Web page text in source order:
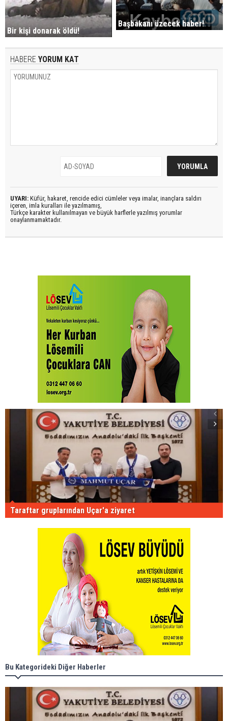
Bir kişi donarak öldü!
Başbakanı üzecek haber!
HABERE YORUM KAT
UYARI: Küfür, hakaret, rencide edici cümleler veya imalar, inançlara saldırı
içeren, imla kuralları ile yazılmamış,
Türkçe karakter kullanılmayan ve büyük harflerle yazılmış yorumlar
onaylanmamaktadır.
Taraftar gruplarından Uçar'a ziyaret
Bu Kategorideki Diğer Haberler